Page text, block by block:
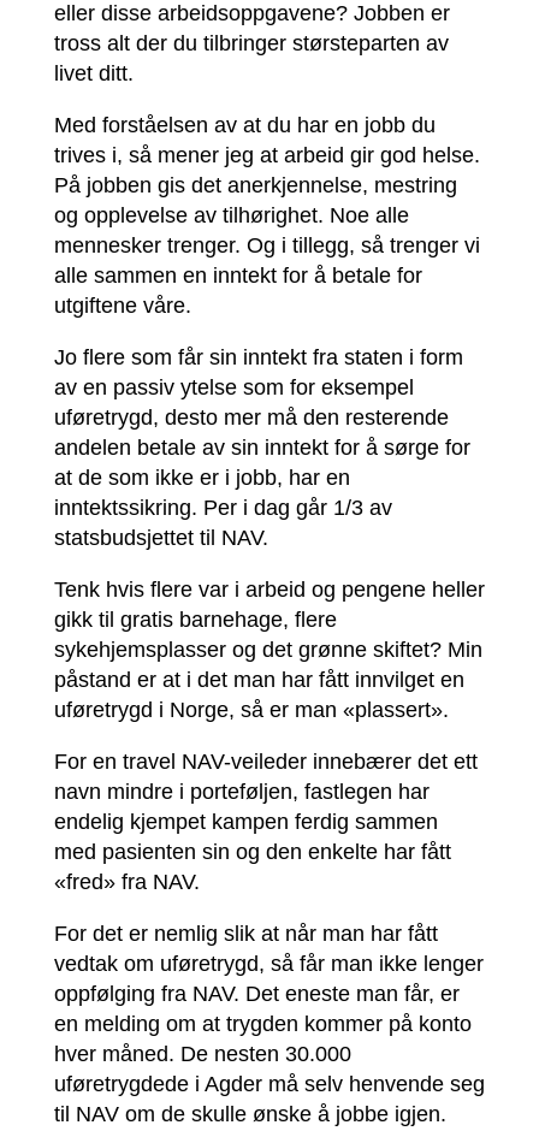
eller disse arbeidsoppgavene? Jobben er
tross alt der du tilbringer størsteparten av
livet ditt.
Med forståelsen av at du har en jobb du
trives i, så mener jeg at arbeid gir god helse.
På jobben gis det anerkjennelse, mestring
og opplevelse av tilhørighet. Noe alle
mennesker trenger. Og i tillegg, så trenger vi
alle sammen en inntekt for å betale for
utgiftene våre.
Jo flere som får sin inntekt fra staten i form
av en passiv ytelse som for eksempel
uføretrygd, desto mer må den resterende
andelen betale av sin inntekt for å sørge for
at de som ikke er i jobb, har en
inntektssikring. Per i dag går 1/3 av
statsbudsjettet til NAV.
Tenk hvis flere var i arbeid og pengene heller
gikk til gratis barnehage, flere
sykehjemsplasser og det grønne skiftet? Min
påstand er at i det man har fått innvilget en
uføretrygd i Norge, så er man «plassert».
For en travel NAV-veileder innebærer det ett
navn mindre i porteføljen, fastlegen har
endelig kjempet kampen ferdig sammen
med pasienten sin og den enkelte har fått
«fred» fra NAV.
For det er nemlig slik at når man har fått
vedtak om uføretrygd, så får man ikke lenger
oppfølging fra NAV. Det eneste man får, er
en melding om at trygden kommer på konto
hver måned. De nesten 30.000
uføretrygdede i Agder må selv henvende seg
til NAV om de skulle ønske å jobbe igjen.